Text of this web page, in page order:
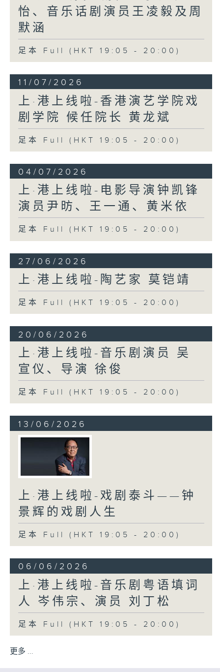
怡、音乐话剧演员王凌毅及周
默涵
足本 Full (HKT 19:05 - 20:00)
11/07/2026
上·港上线啦-香港演艺学院戏
剧学院 候任院长 黄龙斌
足本 Full (HKT 19:05 - 20:00)
04/07/2026
上·港上线啦-电影导演钟凯锋
演员尹昉、王一通、黄米依
足本 Full (HKT 19:05 - 20:00)
27/06/2026
上·港上线啦-陶艺家 莫铠靖
足本 Full (HKT 19:05 - 20:00)
20/06/2026
上·港上线啦-音乐剧演员 吴
宣仪、导演 徐俊
足本 Full (HKT 19:05 - 20:00)
13/06/2026
上·港上线啦-戏剧泰斗——钟
景辉的戏剧人生
足本 Full (HKT 19:05 - 20:00)
06/06/2026
上·港上线啦-音乐剧粤语填词
人 岑伟宗、演员 刘丁松
足本 Full (HKT 19:05 - 20:00)
更多 ...